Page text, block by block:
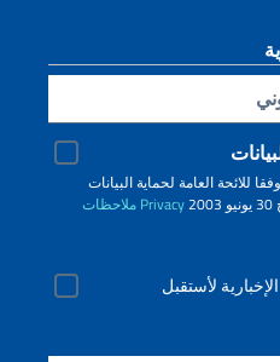
للائحة العامة لحماية البيانات
Privacy ملاحظات
لأستقبل